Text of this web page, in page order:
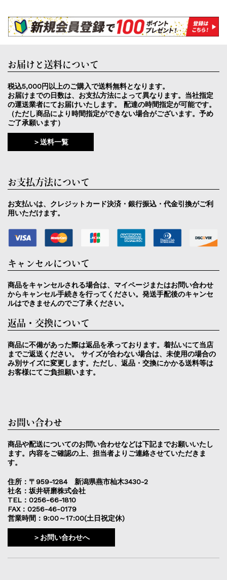
お届けと送料について
税込5,000円以上のご購入で送料無料となります。
お届けまでの日数は、お支払方法によって異なります。当社指定
の運送業者にてお届けいたします。 配達の時間指定が可能です。
（ただし商品により時間指定ができない場合がございます。予め
ご了承願います）
＞送料一覧
お支払方法について
お支払いは、クレジットカード決済・銀行振込・代金引換がご利
用いただけます。
キャンセルについて
商品をキャンセルされる場合は、マイページまたはお問い合わせ
からキャンセル手続きを行ってください。発送手配後のキャンセ
ルはできませんのでご了承ください。
返品・交換について
商品に不備があった際は返品を承っております。着払いにて当店
までご返送ください。 サイズが合わない場合は、未使用の場合の
み別サイズに変更します。ただし、返品・交換にかかる送料等は
お客様にてご負担願います。
お問い合わせ
商品や配送についてのお問い合わせなどは下記までお願いいたし
ます。内容をご確認の上、担当者よりご連絡させていただきま
す。
住所：〒959-1284 新潟県燕市杣木3430-2
社名：坂井研磨株式会社
TEL：0256-66-1810
FAX：0256-46-0179
営業時間：9:00～17:00(土日祝定休)
＞お問い合わせへ